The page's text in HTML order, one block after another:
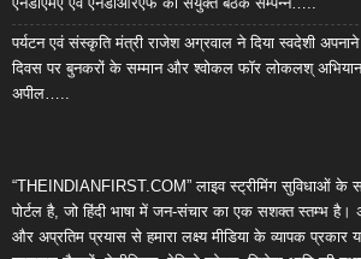
पर्यटन एवं संस्कृति मंत्री राजेश अग्रवाल ने दिया स्वदेशी
दिवस पर बुनकरों के सम्मान और श्वोकल फॉर लोकलश्
अपील…..
“THEINDIANFIRST.COM” लाइव स्ट्रीमिंग सुविधाओं के
पोर्टल है, जो हिंदी भाषा में जन-संचार का एक सशक्त स्तम्भ है।
और अप्रतिम प्रयास से हमारा लक्ष्य मीडिया के व्यापक प्रकार